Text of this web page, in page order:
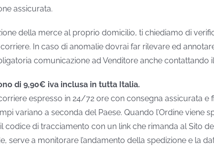
assicurata.
della merce al proprio domicilio, ti chiediamo di
In caso di anomalie dovrai far rilevare ed
comunicazione ad Venditore anche contattando
di 9,90€ iva inclusa in tutta Italia.
espresso in 24/72 ore con consegna assicurata e
variano a seconda del Paese. Quando l’Ordine viene
codice di tracciamento con un link che rimanda al Sito
serve a monitorare l’andamento della spedizione e la